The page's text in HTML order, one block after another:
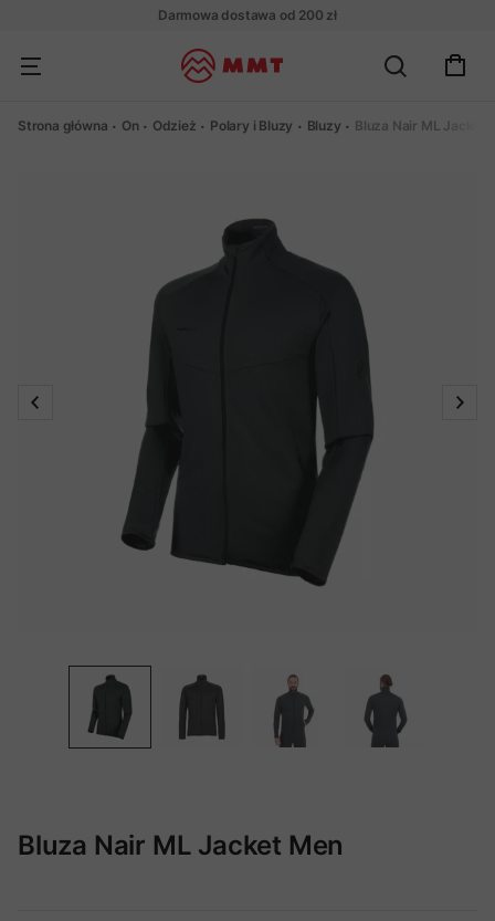
Darmowa dostawa od 200 zł
Strona główna On Odzież Polary i Bluzy Bluzy Bluza Nair ML Jacket
Bluza Nair ML Jacket Men